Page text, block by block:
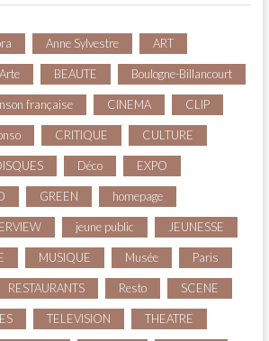
Anne Sylvestre ART
Arte BEAUTE Boulogne-Billancourt
française CINEMA CLIP
CRITIQUE CULTURE
Déco EXPO
GREEN homepage
jeune public JEUNESSE
MUSIQUE Musée Paris
RESTAURANTS Resto SCENE
TELEVISION THEATRE